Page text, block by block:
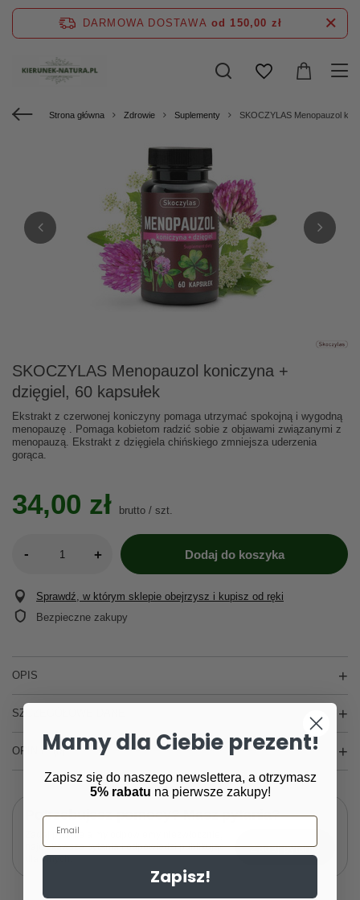
DARMOWA DOSTAWA od 150,00 zł
Strona główna Zdrowie Suplementy SKOCZYLAS Menopauzol
SKOCZYLAS Menopauzol koniczyna +
dzięgiel, 60 kapsułek
Ekstrakt z czerwonej koniczyny pomaga utrzymać spokojną i wygodną
menopauzę . Pomaga kobietom radzić sobie z objawami związanymi z
menopauzą. Ekstrakt z dzięgiela chińskiego zmniejsza uderzenia
gorąca.
34,00 zł brutto / szt.
- + Dodaj do koszyka
Sprawdź, w którym sklepie obejrzysz i kupisz od ręki
Bezpieczne zakupy
OPIS
SZCZEGÓŁOWE DANE
OPINIE (0)
Potrzebujesz pomocy? Masz pytania?
Zadaj pytanie a my odpowiemy niezwłocznie,
najciekawsze pytania i odpowiedzi publikując
dla innych.
Zadaj pytanie
Mamy dla Ciebie prezent!
Zapisz się do naszego newslettera, a otrzymasz
5% rabatu na pierwsze zakupy!
Email
Zapisz!